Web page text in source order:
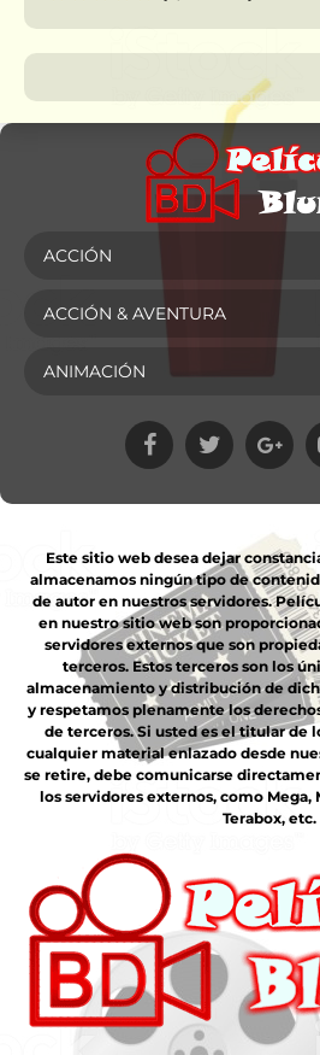
ACCIÓN
ACCIÓN & AVENTURA
ANIMACIÓN
Este sitio web desea dejar
almacenamos ningún tipo de
de autor en nuestros servidores.
en nuestro sitio web son
servidores externos que son
terceros. Estos terceros son los
almacenamiento y distribución de
y respetamos plenamente los
de terceros. Si usted es el titular de
cualquier material enlazado desde
se retire, debe comunicarse
los servidores externos, como Mega,
Terabox, etc.